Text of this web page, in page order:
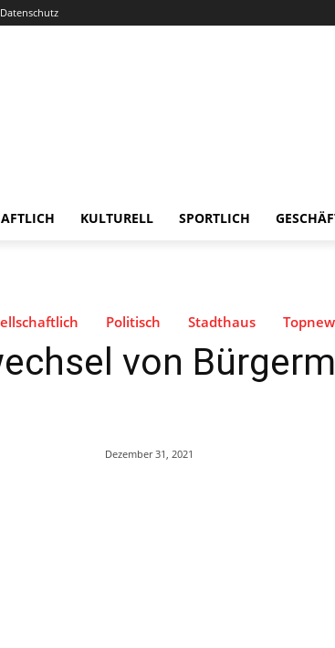
Datenschutz
KULTURELL SPORTLICH
Politisch Stadthaus
von
Dezember 31, 2021